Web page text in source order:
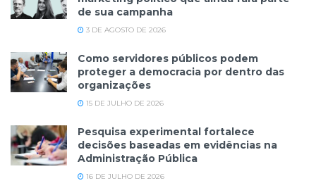
de sua campanha
3 DE AGOSTO DE 2026
Como servidores públicos podem
proteger a democracia por dentro das
organizações
15 DE JULHO DE 2026
Pesquisa experimental fortalece
decisões baseadas em evidências na
Administração Pública
16 DE JULHO DE 2026